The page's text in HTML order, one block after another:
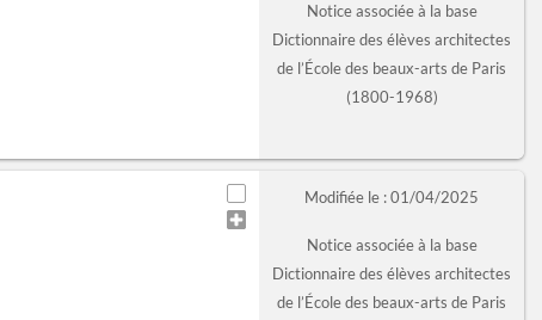
Notice associée à la base
Dictionnaire des élèves architectes
de l’École des beaux-arts de Paris
(1800-1968)
Modifiée le : 01/04/2025
Notice associée à la base
Dictionnaire des élèves architectes
de l’École des beaux-arts de Paris